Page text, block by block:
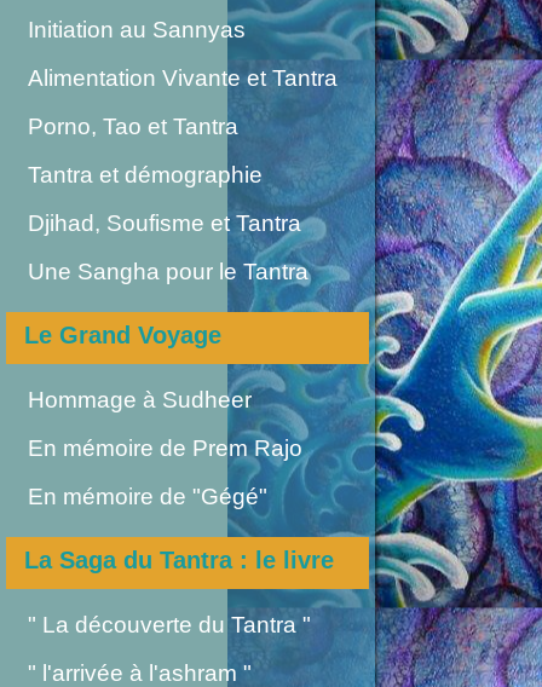
Initiation au Sannyas
Alimentation Vivante et Tantra
Porno, Tao et Tantra
Tantra et démographie
Djihad, Soufisme et Tantra
Une Sangha pour le Tantra
Le Grand Voyage
Hommage à Sudheer
En mémoire de Prem Rajo
En mémoire de "Gégé"
La Saga du Tantra : le livre
" La découverte du Tantra "
" l'arrivée à l'ashram "